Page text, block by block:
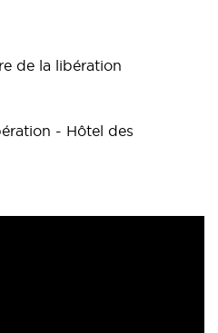
de la libération
- Hôtel des